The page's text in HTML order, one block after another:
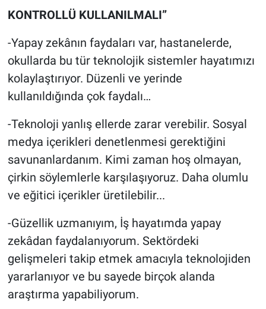
KONTROLLÜ KULLANILMALI”
-Yapay zekânın faydaları var, hastanelerde,
okullarda bu tür teknolojik sistemler hayatımızı
kolaylaştırıyor. Düzenli ve yerinde
kullanıldığında çok faydalı…
-Teknoloji yanlış ellerde zarar verebilir. Sosyal
medya içerikleri denetlenmesi gerektiğini
savunanlardanım. Kimi zaman hoş olmayan,
çirkin söylemlerle karşılaşıyoruz. Daha olumlu
ve eğitici içerikler üretilebilir...
-Güzellik uzmanıyım, İş hayatımda yapay
zekâdan faydalanıyorum. Sektördeki
gelişmeleri takip etmek amacıyla teknolojiden
yararlanıyor ve bu sayede birçok alanda
araştırma yapabiliyorum.